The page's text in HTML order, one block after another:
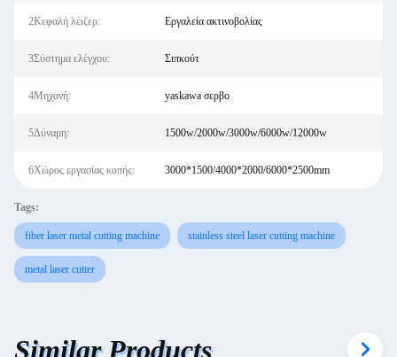
2Κεφαλή λέιζερ: Εργαλεία ακτινοβολίας
3Σύστημα ελέγχου: Σιπκούτ
4Μηχανή: yaskawa σερβο
5Δύναμη: 1500w/2000w/3000w/6000w/12000w
6Χώρος εργασίας κοπής: 3000*1500/4000*2000/6000*2500mm
Tags:
fiber laser metal cutting machine stainless steel laser cutting machine
metal laser cutter
Similar Products